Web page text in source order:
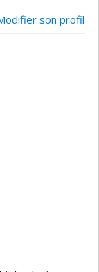
son profil